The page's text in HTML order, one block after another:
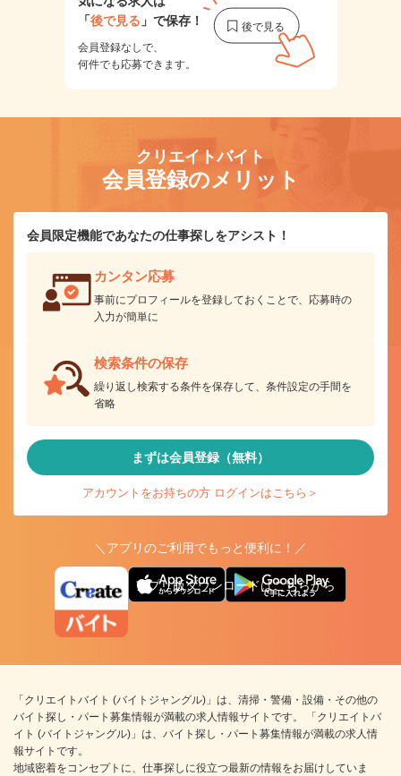
「後で見る 」で保存！
会員登録なしで、
何件でも応募できます。
クリエイトバイト
会員登録のメリット
会員限定機能であなたの仕事探しをアシスト！
カンタン応募
事前にプロフィールを登録しておくことで、応募時の
入力が簡単に
検索条件の保存
繰り返し検索する条件を保存して、条件設定の手間を
省略
まずは会員登録（無料）
アカウントをお持ちの方 ログインはこちら＞
＼アプリのご利用でもっと便利に！／
アプリ版ダウンロードはこちらから
「クリエイトバイト (バイトジャングル)」は、清掃・警備・設備・その他の
バイト探し・パート募集情報が満載の求人情報サイトです。 「クリエイトバ
イト (バイトジャングル)」は、バイト探し・パート募集情報が満載の求人情
報サイトです。
地域密着をコンセプトに、仕事探しに役立つ最新の情報をお届けしていま